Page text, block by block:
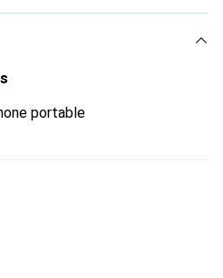
marque Noreve est un choix
portable